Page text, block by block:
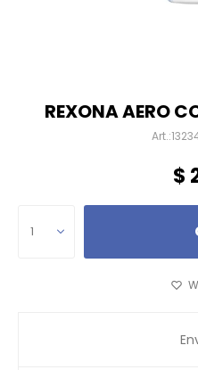
REXONA AERO
$
1